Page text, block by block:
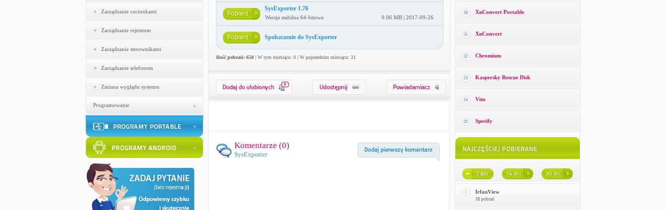
Zarządzanie czcionkami
Zarządzanie rejestrem
Zarządzanie sterownikami
Zarządzanie telefonem
Zmiana wyglądu systemu
Programowanie
SysExporter 1.76
Wersja stabilna 64-bitowa 0.06 MB | 2017-09-26
Spolszczenie do SysExporter
Ilość pobrań: 650| W tym miesiącu: 0 | W poprzednim miesiącu: 21
0
Komentarze (0)
SysExporter
20 XnConvert Portable
21 XnConvert
22 Chromium
23 Kaspersky Rescue Disk
24 Vim
25 Spotify
1 IrfanView
38 pobrań